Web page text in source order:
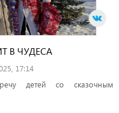
В ЧУДЕСА
17:14
детей со сказочным